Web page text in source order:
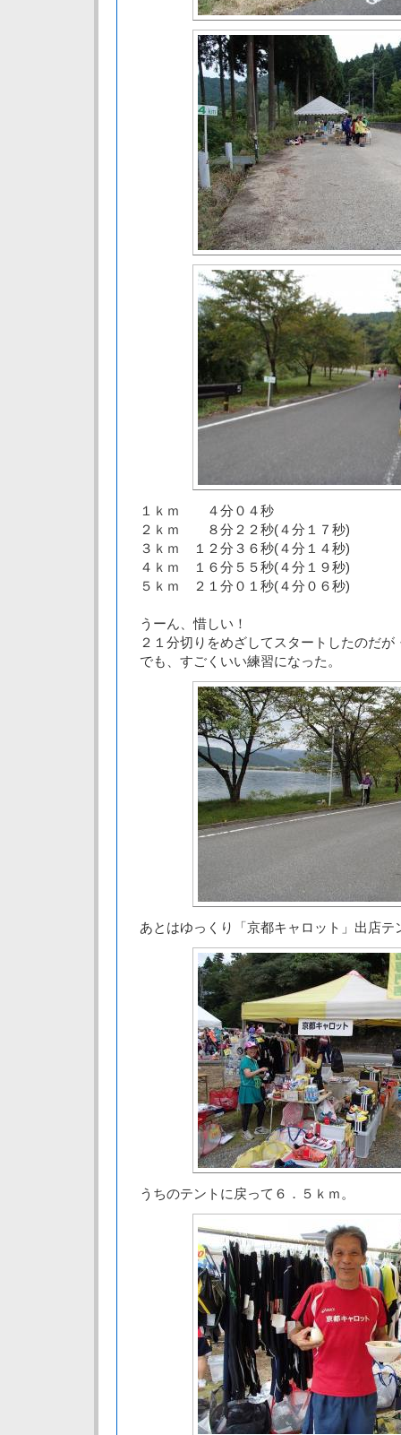
１ｋｍ ４分０４秒
２ｋｍ ８分２２秒(４分１７秒)
３ｋｍ １２分３６秒(４分１４秒)
４ｋｍ １６分５５秒(４分１９秒)
５ｋｍ ２１分０１秒(４分０６秒)
うーん、惜しい！
２１分切りをめざしてスタートしたのだが
でも、すごくいい練習になった。
あとはゆっくり「京都キャロット」出店テ
うちのテントに戻って６．５ｋｍ。